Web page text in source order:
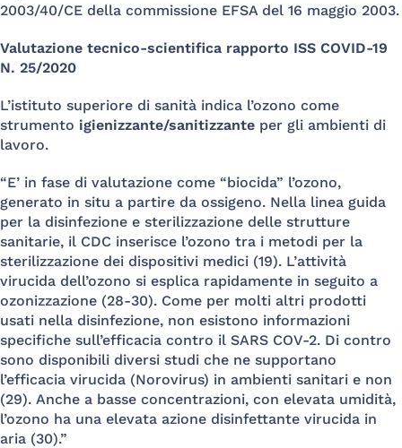
2003/40/CE della commissione EFSA del 16 maggio 2003.
Valutazione tecnico-scientifica rapporto ISS COVID-19
N. 25/2020
L’istituto superiore di sanità indica l’ozono come
strumento igienizzante/sanitizzante per gli ambienti di
lavoro.
“E’ in fase di valutazione come “biocida” l’ozono,
generato in situ a partire da ossigeno. Nella linea guida
per la disinfezione e sterilizzazione delle strutture
sanitarie, il CDC inserisce l’ozono tra i metodi per la
sterilizzazione dei dispositivi medici (19). L’attività
virucida dell’ozono si esplica rapidamente in seguito a
ozonizzazione (28-30). Come per molti altri prodotti
usati nella disinfezione, non esistono informazioni
specifiche sull’efficacia contro il SARS COV-2. Di contro
sono disponibili diversi studi che ne supportano
l’efficacia virucida (Norovirus) in ambienti sanitari e non
(29). Anche a basse concentrazioni, con elevata umidità,
l’ozono ha una elevata azione disinfettante virucida in
aria (30).”